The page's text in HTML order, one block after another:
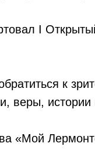
I
к
веры, истории
«Мой